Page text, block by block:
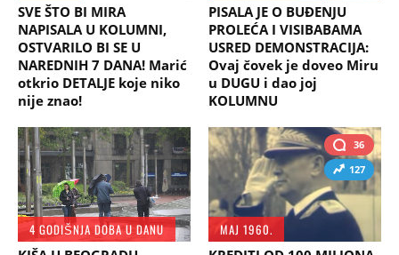
SVE ŠTO BI MIRA
NAPISALA U KOLUMNI,
OSTVARILO BI SE U
NAREDNIH 7 DANA! Marić
otkrio DETALJE koje niko
nije znao!
PISALA JE O BUĐENJU
PROLEĆA I VISIBABAMA
USRED DEMONSTRACIJA:
Ovaj čovek je doveo Miru
u DUGU i dao joj
KOLUMNU
4 GODIŠNJA DOBA U DANU
36
127
MAJ 1960.